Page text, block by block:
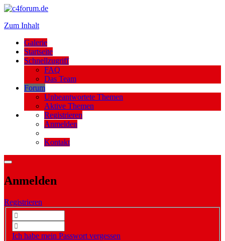
Zum Inhalt
Galerie
Startseite
Schnellzugriff
FAQ
Das Team
Forum
Unbeantwortete Themen
Aktive Themen
Registrieren
Anmelden
Kontakt
Anmelden
Registrieren
Ich habe mein Passwort vergessen